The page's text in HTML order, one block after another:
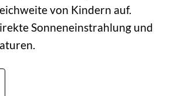
von Kindern auf.
Sonneneinstrahlung und